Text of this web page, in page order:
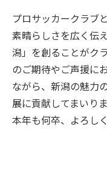
プロサッカークラブ
素晴らしさを広く伝
潟」を創ることがク
のご期待やご声援に
ながら、新潟の魅力
展に貢献してまいりま
本年も何卒、よろし